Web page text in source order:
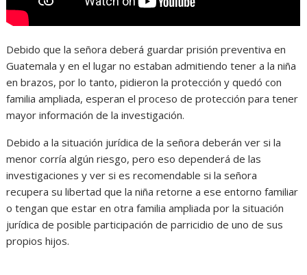
Debido que la señora deberá guardar prisión preventiva en
Guatemala y en el lugar no estaban admitiendo tener a la niña
en brazos, por lo tanto, pidieron la protección y quedó con
familia ampliada, esperan el proceso de protección para tener
mayor información de la investigación.
Debido a la situación jurídica de la señora deberán ver si la
menor corría algún riesgo, pero eso dependerá de las
investigaciones y ver si es recomendable si la señora
recupera su libertad que la niña retorne a ese entorno familiar
o tengan que estar en otra familia ampliada por la situación
jurídica de posible participación de parricidio de uno de sus
propios hijos.